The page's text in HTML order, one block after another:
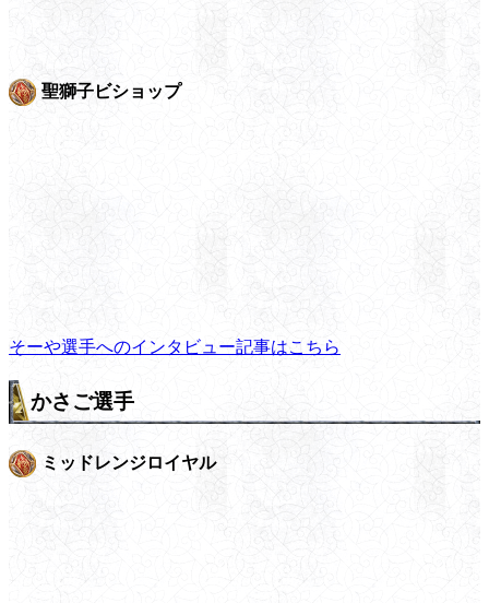
聖獅子ビショップ
そーや選手へのインタビュー記事はこちら
かさご選手
ミッドレンジロイヤル